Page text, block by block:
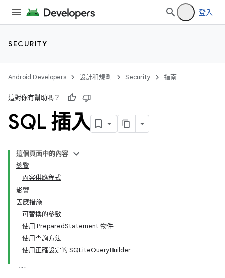
登入
SECURITY
Android Developers 設計和規劃 Security 指南
這對你有幫助嗎？
SQL 插入
這個頁面中的內容
總覽
內容供應程式
影響
因應措施
可替換的參數
使用 PreparedStatement 物件
使用查詢方法
使用正確設定的 SQLiteQueryBuilder